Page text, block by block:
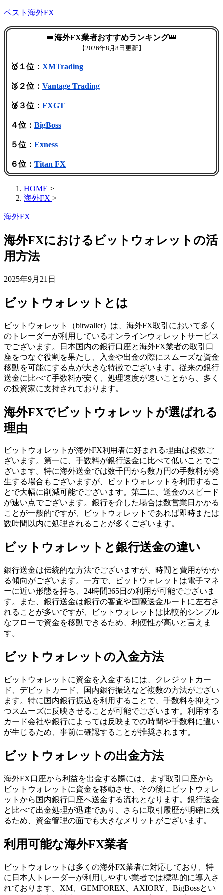
ベスト海外FX
👑海外FX業者おすすめランキング👑
【2026年8月8日更新】
🥇１位： XMTrading
🥈２位： Vantage Trading
🥉３位： FXGT
４位： BigBoss
５位： Exness
６位： Titan FX
HOME >
海外FX >
海外FX
海外FXにおけるビットウォレットの活
用方法
2025年9月21日
ビットウォレットとは
ビットウォレット（bitwallet）は、海外FX取引において多く
のトレーダーが利用しているオンラインウォレットサービス
でございます。日本国内の銀行口座と海外FX業者の取引口
座をつなぐ役割を果たし、入金や出金の際にスムーズな資金
移動を可能にする点が大きな特徴でございます。従来の銀行
送金に比べて手数料が安く、処理速度が速いことから、多く
の投資家に支持されております。
海外FXでビットウォレットが選ばれる
理由
ビットウォレットが海外FX利用者に好まれる理由は複数ご
ざいます。第一に、手数料が銀行送金に比べて低いことでご
ざいます。特に海外送金では数千円から数万円の手数料が発
生する場合もございますが、ビットウォレットを利用するこ
とで大幅に削減可能でございます。第二に、送金のスピード
が速い点でございます。銀行を介した場合は数営業日かかる
ことが一般的ですが、ビットウォレットであれば即時または
数時間以内に処理されることが多くございます。
ビットウォレットと銀行送金の違い
銀行送金は伝統的な方法でございますが、時間と費用がかか
る傾向がございます。一方で、ビットウォレットは電子マネ
ーに近い形態を持ち、24時間365日の利用が可能でございま
す。また、銀行送金は銀行の審査や国際送金ルートに左右さ
れることが多いですが、ビットウォレットは比較的シンプル
なフローで資金を移動できるため、利便性が高いと言えま
す。
ビットウォレットの入金方法
ビットウォレットに資金を入金するには、クレジットカー
ド、デビットカード、国内銀行振込など複数の方法がござい
ます。特に国内銀行振込を利用することで、手数料を抑えつ
つスムーズに反映させることが可能でございます。利用する
カード会社や銀行によっては反映までの時間や手数料に違い
が生じるため、事前に確認することが推奨されます。
ビットウォレットの出金方法
海外FX口座から利益を出金する際には、まず取引口座から
ビットウォレットに資金を移動させ、その後にビットウォレ
ットから国内銀行口座へ送金する流れとなります。銀行送金
と比べて出金処理が迅速であり、さらに取引履歴が明確に残
るため、資金管理の面でも大きなメリットがございます。
利用可能な海外FX業者
ビットウォレットは多くの海外FX業者に対応しており、特
に日本人トレーダーが利用しやすい業者では標準的に導入さ
れております。XM、GEMFOREX、AXIORY、BigBossとい